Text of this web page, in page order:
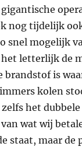
nog tijdelijk
snel mogelijk
letterlijk de
brandstof is
kolen
het
wat wij
staat, maar de